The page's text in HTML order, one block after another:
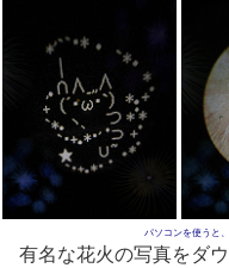
パソコンを使うと
有名な花火の写真をダ